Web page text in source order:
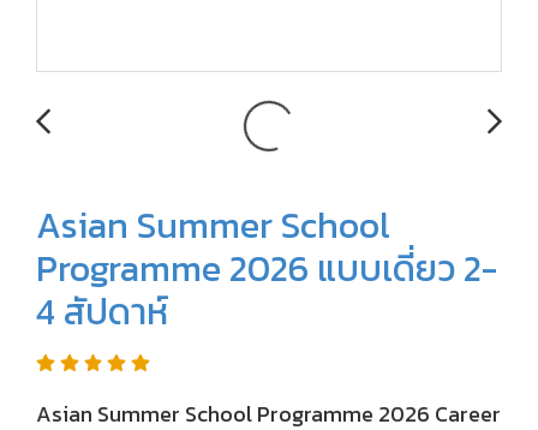
Asian Summer School
Programme 2026 แบบเดี่ยว 2-
4 สัปดาห์
Asian Summer School Programme 2026 Career